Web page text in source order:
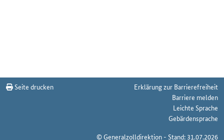
Seite drucken
Erklärung zur Barrierefreiheit
Barriere melden
Leichte Sprache
Gebärdensprache
© Generalzolldirektion - Stand: 31.07.2026